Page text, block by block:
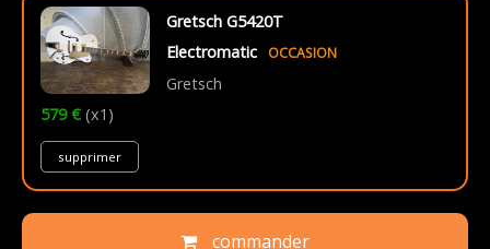
Gretsch G5420T
Electromatic
OCCASION
Gretsch
579 € (x1)
supprimer
commander